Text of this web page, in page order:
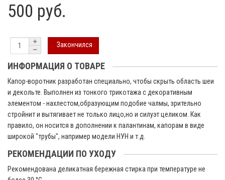
500 руб.
Закончился
ИНФОРМАЦИЯ О ТОВАРЕ
Капор-воротник разработан специально, чтобы скрыть область шеи
и декольте. Выполнен из тонкого трикотажа с декоративным
элементом - нахлестом,образующим подобие чалмы, зрительно
стройнит и вытягивает не только лицо,но и силуэт целиком. Как
правило, он носится в дополнении к палантинам, капорам в виде
широкой "трубы", например модели НУН и т.д.
РЕКОМЕНДАЦИИ ПО УХОДУ
Рекомендована деликатная бережная стирка при температуре не